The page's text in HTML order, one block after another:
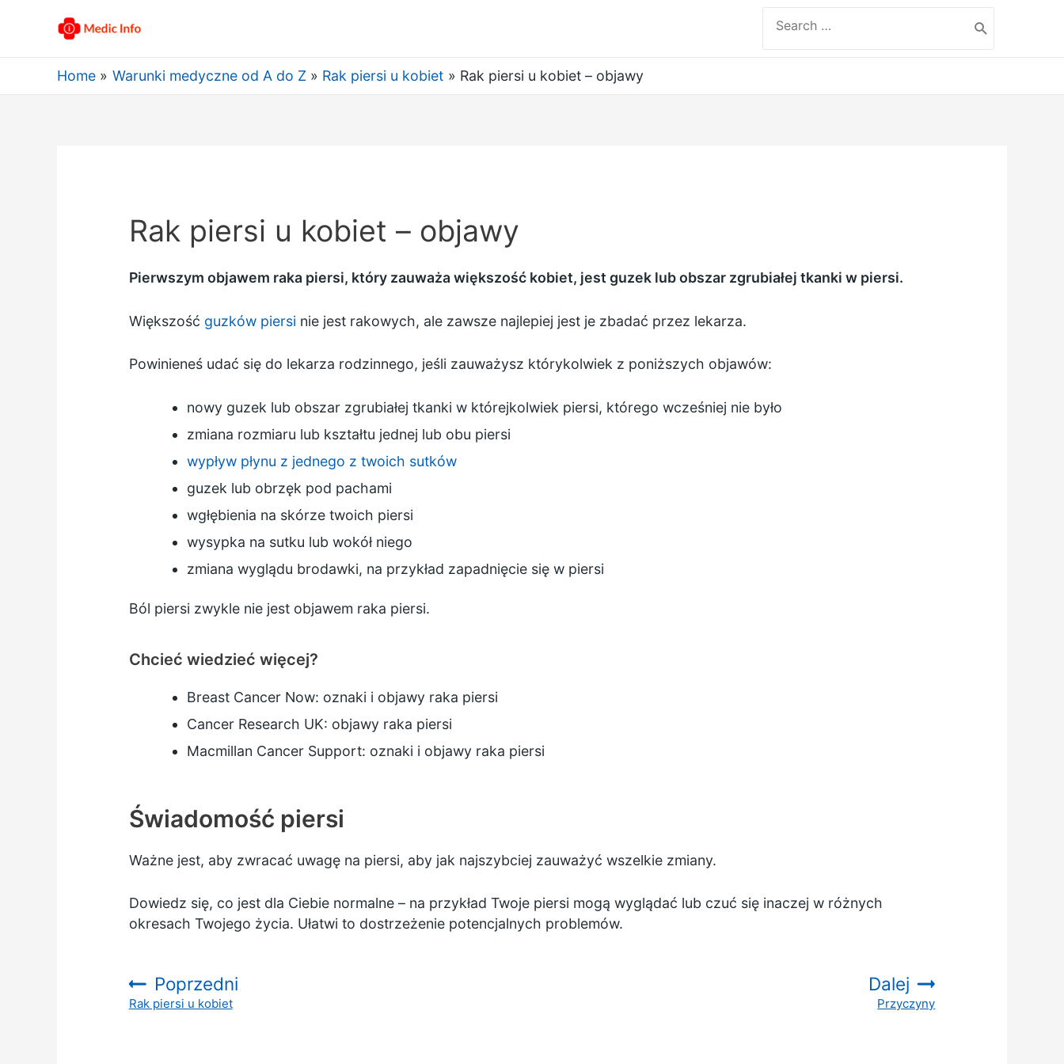
for:
Home Warunki medyczne od A do Z Rak piersi u kobiet Rak piersi u kobiet – objawy
Rak piersi u kobiet – objawy
Pierwszym objawem raka piersi, który zauważa większość kobiet, jest guzek lub obszar zgrubiałej tkanki w piersi.
Większość guzków piersi nie jest rakowych, ale zawsze najlepiej jest je zbadać przez lekarza.
Powinieneś udać się do lekarza rodzinnego, jeśli zauważysz którykolwiek z poniższych objawów:
nowy guzek lub obszar zgrubiałej tkanki w którejkolwiek piersi, którego wcześniej nie było
zmiana rozmiaru lub kształtu jednej lub obu piersi
wypływ płynu z jednego z twoich sutków
guzek lub obrzęk pod pachami
wgłębienia na skórze twoich piersi
wysypka na sutku lub wokół niego
zmiana wyglądu brodawki, na przykład zapadnięcie się w piersi
Ból piersi zwykle nie jest objawem raka piersi.
Chcieć wiedzieć więcej?
Breast Cancer Now: oznaki i objawy raka piersi
Cancer Research UK: objawy raka piersi
Macmillan Cancer Support: oznaki i objawy raka piersi
Świadomość piersi
Ważne jest, aby zwracać uwagę na piersi, aby jak najszybciej zauważyć wszelkie zmiany.
Dowiedz się, co jest dla Ciebie normalne – na przykład Twoje piersi mogą wyglądać lub czuć się inaczej w różnych
okresach Twojego życia. Ułatwi to dostrzeżenie potencjalnych problemów.
Poprzedni
:Rak piersi u kobiet
Dalej
:
Przyczyny